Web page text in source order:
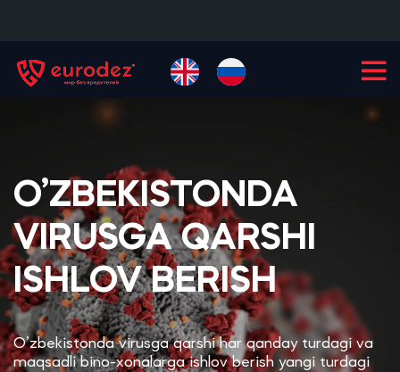
O’ZBEKISTONDA
VIRUSGA QARSHI
ISHLOV BERISH
O’zbekistonda virusga qarshi har qanday turdagi va
maqsadli bino-xonalarga ishlov berish yangi turdagi